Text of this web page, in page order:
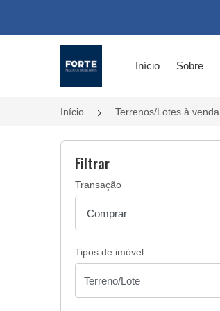
Início Sobre
Início Terrenos/Lotes à venda
Filtrar
Transação
Tipos de imóvel